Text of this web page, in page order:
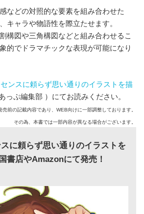
などの対照的な要素を組み合わせた
キャラや物語性を際立たせます。
構図や三角構図などと組み合わせるこ
的でドラマチックな表現が可能になり
センスに頼らず思い通りのイラストを描
っぷ編集部 ）にてお読みください。
前の記載内容であり、WEB向けに一部調整しております。
その為、本書では一部内容が異なる場合がございます。
スに頼らず思い通りのイラストを
書店やAmazonにて発売！